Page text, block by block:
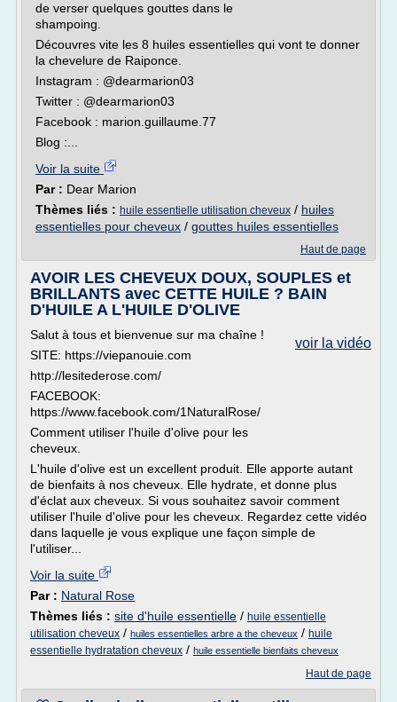
de verser quelques gouttes dans le
shampoing.
Découvres vite les 8 huiles essentielles qui vont te donner
la chevelure de Raiponce.
Instagram : @dearmarion03
Twitter : @dearmarion03
Facebook : marion.guillaume.77
Blog :...
Voir la suite
Par : Dear Marion
Thèmes liés : huile essentielle utilisation cheveux / huiles
essentielles pour cheveux / gouttes huiles essentielles
Haut de page
AVOIR LES CHEVEUX DOUX, SOUPLES et
BRILLANTS avec CETTE HUILE ? BAIN
D'HUILE A L'HUILE D'OLIVE
voir la vidéo
Salut à tous et bienvenue sur ma chaîne !
SITE: https://viepanouie.com
http://lesitederose.com/
FACEBOOK:
https://www.facebook.com/1NaturalRose/
Comment utiliser l'huile d'olive pour les
cheveux.
L'huile d'olive est un excellent produit. Elle apporte autant
de bienfaits à nos cheveux. Elle hydrate, et donne plus
d'éclat aux cheveux. Si vous souhaitez savoir comment
utiliser l'huile d'olive pour les cheveux. Regardez cette vidéo
dans laquelle je vous explique une façon simple de
l'utiliser...
Voir la suite
Par : Natural Rose
Thèmes liés : site d'huile essentielle / huile essentielle
utilisation cheveux / huiles essentielles arbre a the cheveux / huile
essentielle hydratation cheveux / huile essentielle bienfaits cheveux
Haut de page